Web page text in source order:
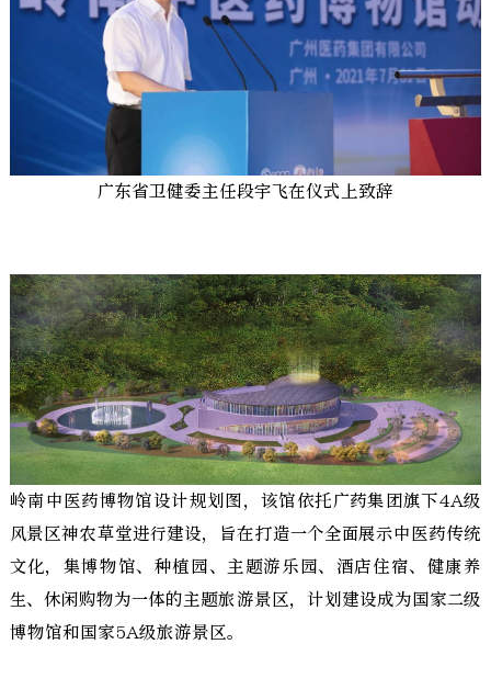
广东省卫健委主任段宇飞在仪式上致辞
岭南中医药博物馆设计规划图，该馆依托广药集团旗下4A级
风景区神农草堂进行建设，旨在打造一个全面展示中医药传统
文化，集博物馆、种植园、主题游乐园、酒店住宿、健康养
生、休闲购物为一体的主题旅游景区，计划建设成为国家二级
博物馆和国家5A级旅游景区。